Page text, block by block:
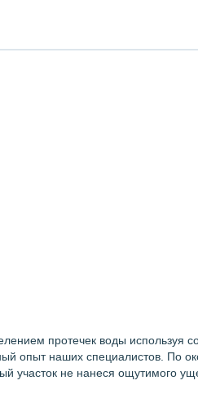
протечек воды используя
опыт наших специалистов. По
участок не нанеся ощутимого